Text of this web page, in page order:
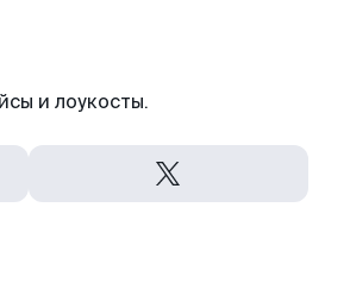
и лоукосты.